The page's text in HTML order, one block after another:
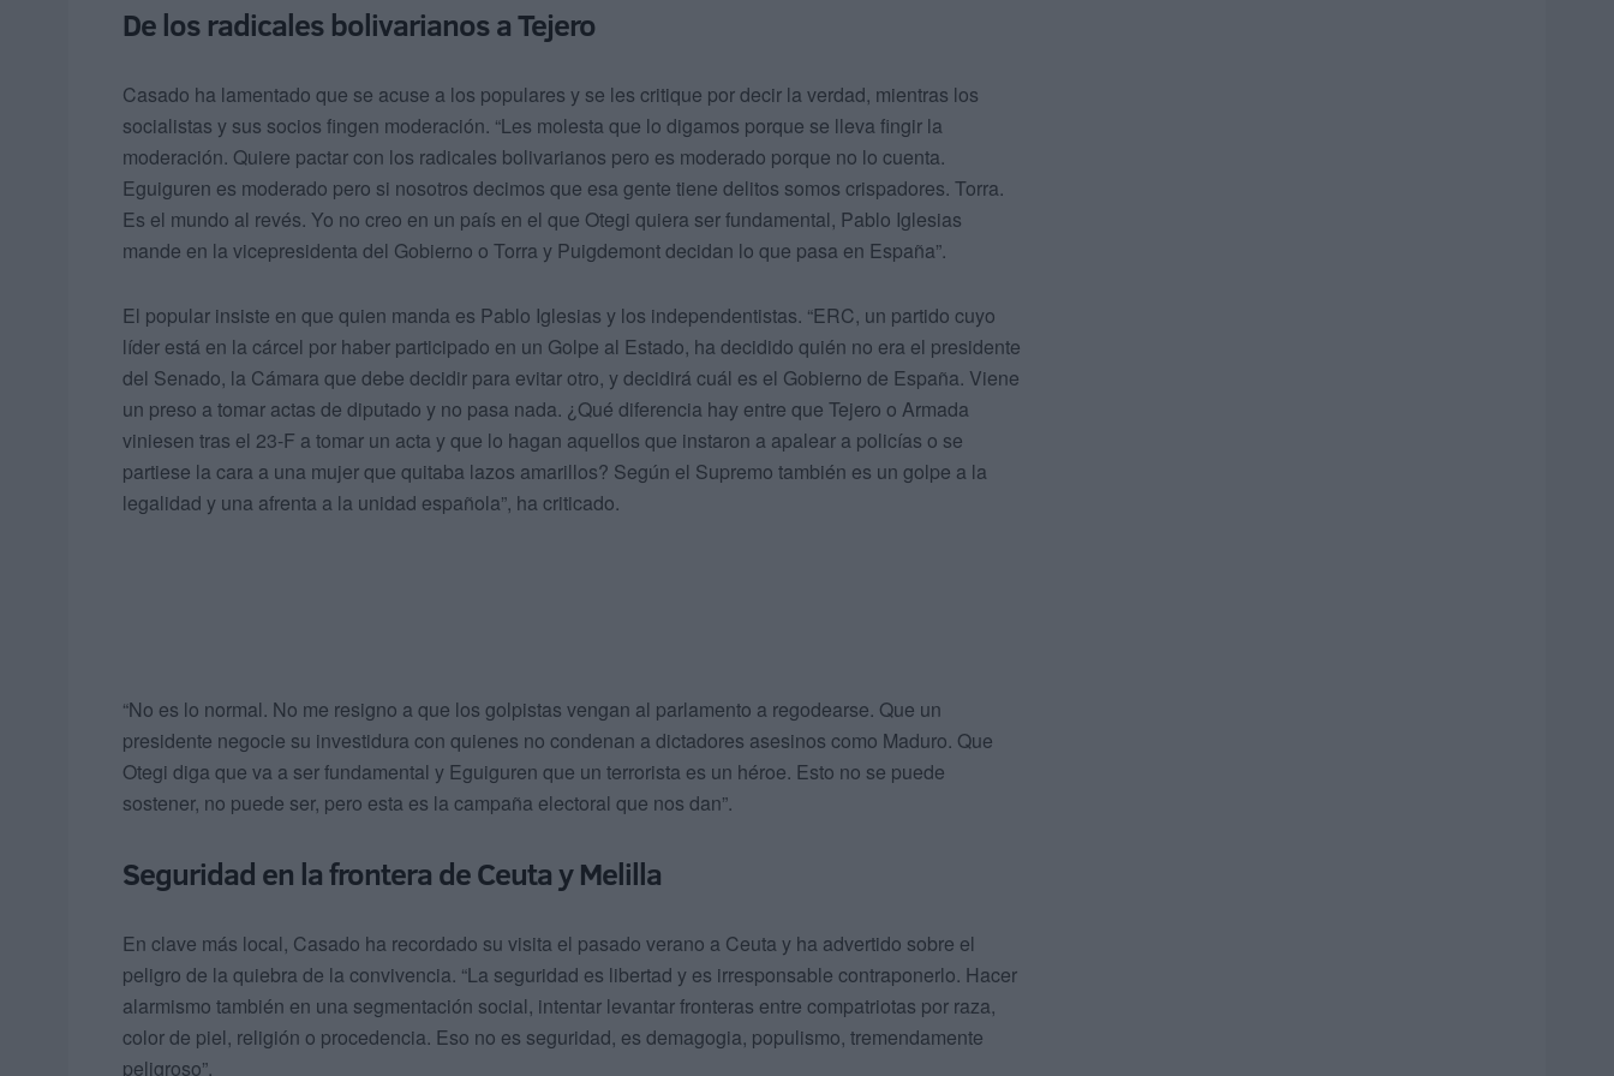
De los radicales bolivarianos a Tejero
Casado ha lamentado que se acuse a los populares y se les critique por decir la verdad, mientras los
socialistas y sus socios fingen moderación. “Les molesta que lo digamos porque se lleva fingir la
moderación. Quiere pactar con los radicales bolivarianos pero es moderado porque no lo cuenta.
Eguiguren es moderado pero si nosotros decimos que esa gente tiene delitos somos crispadores. Torra.
Es el mundo al revés. Yo no creo en un país en el que Otegi quiera ser fundamental, Pablo Iglesias
mande en la vicepresidenta del Gobierno o Torra y Puigdemont decidan lo que pasa en España”.
El popular insiste en que quien manda es Pablo Iglesias y los independentistas. “ERC, un partido cuyo
líder está en la cárcel por haber participado en un Golpe al Estado, ha decidido quién no era el presidente
del Senado, la Cámara que debe decidir para evitar otro, y decidirá cuál es el Gobierno de España. Viene
un preso a tomar actas de diputado y no pasa nada. ¿Qué diferencia hay entre que Tejero o Armada
viniesen tras el 23-F a tomar un acta y que lo hagan aquellos que instaron a apalear a policías o se
partiese la cara a una mujer que quitaba lazos amarillos? Según el Supremo también es un golpe a la
legalidad y una afrenta a la unidad española”, ha criticado.
“No es lo normal. No me resigno a que los golpistas vengan al parlamento a regodearse. Que un
presidente negocie su investidura con quienes no condenan a dictadores asesinos como Maduro. Que
Otegi diga que va a ser fundamental y Eguiguren que un terrorista es un héroe. Esto no se puede
sostener, no puede ser, pero esta es la campaña electoral que nos dan”.
Seguridad en la frontera de Ceuta y Melilla
En clave más local, Casado ha recordado su visita el pasado verano a Ceuta y ha advertido sobre el
peligro de la quiebra de la convivencia. “La seguridad es libertad y es irresponsable contraponerlo. Hacer
alarmismo también en una segmentación social, intentar levantar fronteras entre compatriotas por raza,
color de piel, religión o procedencia. Eso no es seguridad, es demagogia, populismo, tremendamente
peligroso”.